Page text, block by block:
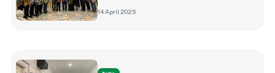
14 April 2025